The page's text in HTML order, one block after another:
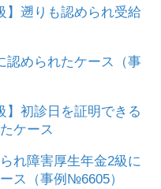
】遡りも認められ受給
認められたケース（事
】初診日を証明できる
ケース
れ障害厚生年金2級に
ス（事例№6605）